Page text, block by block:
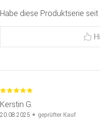
Habe diese Produktserie
Kerstin G.
20.08.2025 geprüfter Kauf